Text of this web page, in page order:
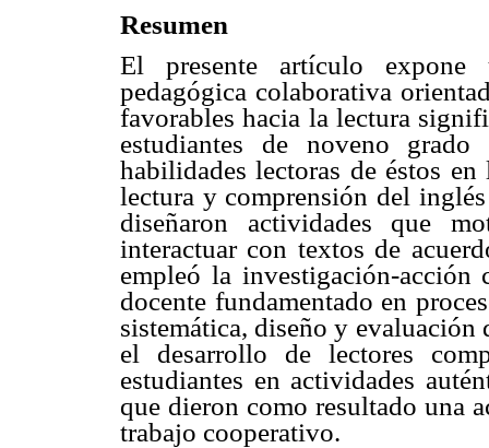
Resumen
El presente artículo expone
pedagógica colaborativa
favorables hacia la lectura
estudiantes de noveno
habilidades lectoras de éstos
lectura y comprensión del
diseñaron actividades que
interactuar con textos de
empleó la investigación-
docente fundamentado en
sistemática, diseño y evaluación
el desarrollo de lectores
estudiantes en actividades
que dieron como resultado una
trabajo cooperativo.